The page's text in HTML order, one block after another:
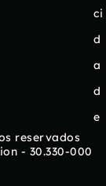
ci
d
a
d
e
reservados
- 30.330-000